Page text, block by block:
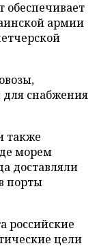
обеспечивает
армии
снабжения
также
морем
доставляли
порты
российские
цели